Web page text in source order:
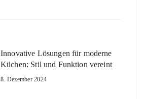
Innovative Lösungen für moderne
Küchen: Stil und Funktion vereint
8. Dezember 2024